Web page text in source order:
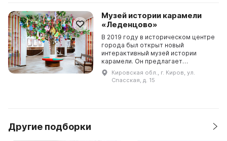
историю дерева какао,
познакомитесь с обычаями и
культурой дре...
Музей истории карамели
«Леденцово»
В 2019 году в историческом центре
города был открыт новый
интерактивный музей истории
карамели. Он предлагает
посетителям более 800 экспонатов
разных времен, 8 фотостудий,
интерактивные площадки и
Кировская обл., г. Киров, ул.
Спасская, д. 15
Другие подборки